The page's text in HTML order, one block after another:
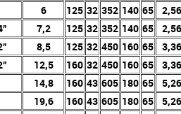
6 125 32 352 140 65
2,56
7,2 125 32 352 140 65
2,56
8,5 125 32 450 160 65
3,36
12,5 160 32 450 160 65
3,36
14,8 160 43 605 180 65
5,26
19,6 160 43 605 180 65
5,26